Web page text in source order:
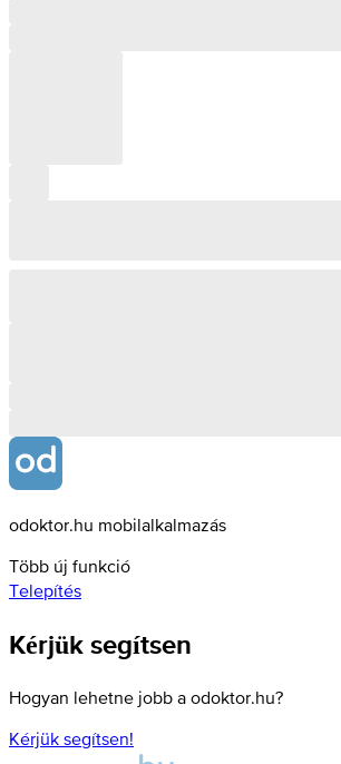
odoktor.hu mobilalkalmazás
Több új funkció
Telepítés
Kérjük segítsen
Hogyan lehetne jobb a odoktor.hu?
Kérjük segítsen!